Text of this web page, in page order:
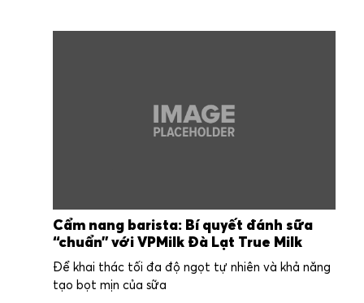
Cẩm nang barista: Bí quyết đánh sữa
“chuẩn” với VPMilk Đà Lạt True Milk
Để khai thác tối đa độ ngọt tự nhiên và khả năng
tạo bọt mịn của sữa